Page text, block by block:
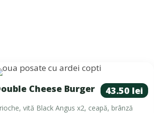
Cheese Burger 43.50 lei
vită Black Angus x2, ceapă, brânză